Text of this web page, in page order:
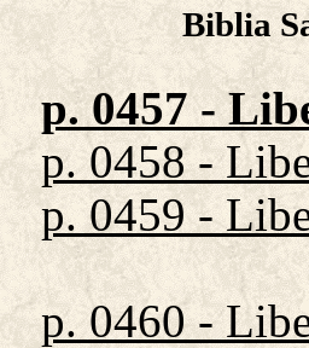
Biblia
p. 0457 -
p. 0458 -
p. 0459 -
p. 0460 -